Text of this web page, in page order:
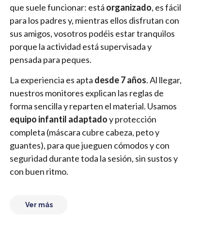
que suele funcionar: está organizado, es fácil
para los padres y, mientras ellos disfrutan con
sus amigos, vosotros podéis estar tranquilos
porque la actividad está supervisada y
pensada para peques.
La experiencia es apta desde 7 años. Al llegar,
nuestros monitores explican las reglas de
forma sencilla y reparten el material. Usamos
equipo infantil adaptadoy protección
completa (máscara cubre cabeza, peto y
guantes), para que jueguen cómodos y con
seguridad durante toda la sesión, sin sustos y
con buen ritmo.
Ver más